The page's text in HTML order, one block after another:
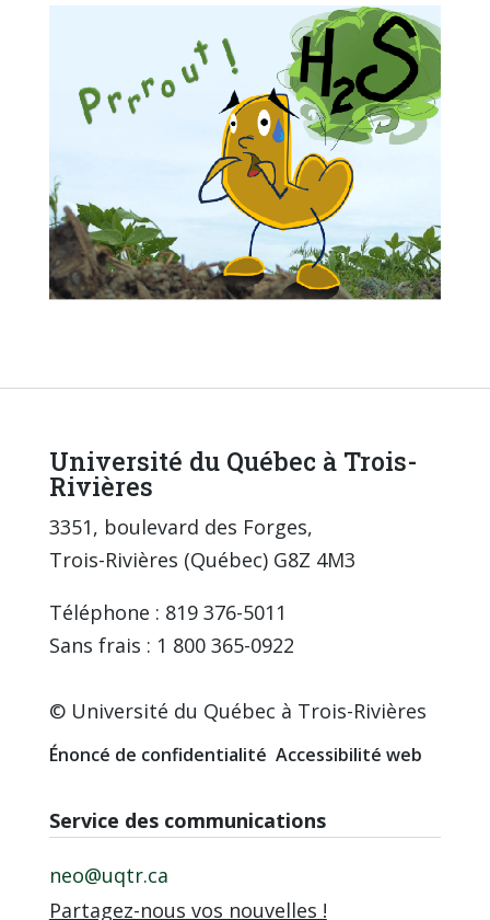
Université du Québec à Trois-
Rivières
3351, boulevard des Forges,
Trois-Rivières (Québec) G8Z 4M3
Téléphone : 819 376-5011
Sans frais : 1 800 365-0922
© Université du Québec à Trois-Rivières
Énoncé de confidentialité Accessibilité web
Service des communications
neo@uqtr.ca
Partagez-nous vos nouvelles !